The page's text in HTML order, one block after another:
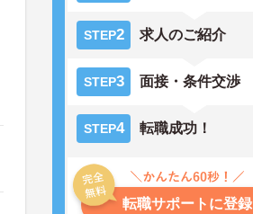
STEP2 求人のご紹介
STEP3 面接・条件交渉
STEP4 転職成功！
転職サポートに登録